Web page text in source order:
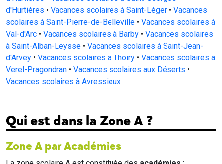
d'Hurtières • Vacances scolaires à Saint-Léger • Vacances
scolaires à Saint-Pierre-de-Belleville • Vacances scolaires à
Val-d'Arc • Vacances scolaires à Barby • Vacances scolaires
à Saint-Alban-Leysse • Vacances scolaires à Saint-Jean-
d'Arvey • Vacances scolaires à Thoiry • Vacances scolaires à
Verel-Pragondran • Vacances scolaires aux Déserts •
Vacances scolaires à Avressieux
Qui est dans la Zone A ?
Zone A par Académies